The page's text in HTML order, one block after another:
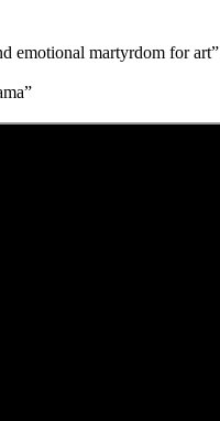
emotional martyrdom for art”